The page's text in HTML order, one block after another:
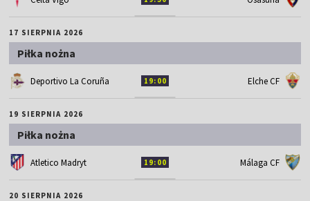
17 SIERPNIA 2026
Piłka nożna
Deportivo La Coruña 19:00 Elche CF
19 SIERPNIA 2026
Piłka nożna
Atletico Madryt 19:00 Málaga CF
20 SIERPNIA 2026